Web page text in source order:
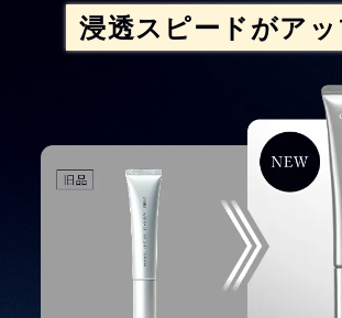
浸透スピードがア